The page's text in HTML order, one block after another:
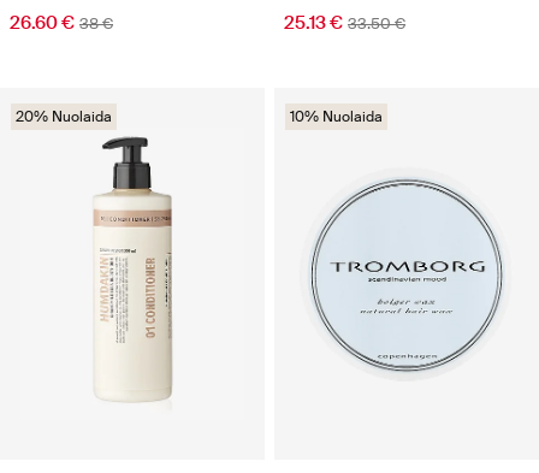
26.60 € 38 € 25.13 € 33.50 €
20% Nuolaida 10% Nuolaida